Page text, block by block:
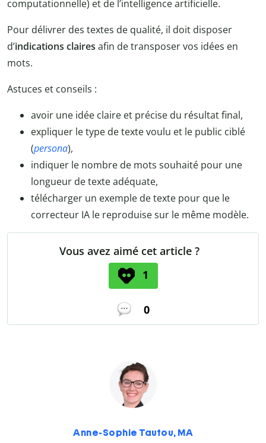
computationnelle) et de l’intelligence artificielle.
Pour délivrer des textes de qualité, il doit disposer
d’indications claires afin de transposer vos idées en
mots.
Astuces et conseils :
avoir une idée claire et précise du résultat final,
expliquer le type de texte voulu et le public ciblé
(persona),
indiquer le nombre de mots souhaité pour une
longueur de texte adéquate,
télécharger un exemple de texte pour que le
correcteur IA le reproduise sur le même modèle.
Vous avez aimé cet article ?
1
0
Anne-Sophie Tautou, MA